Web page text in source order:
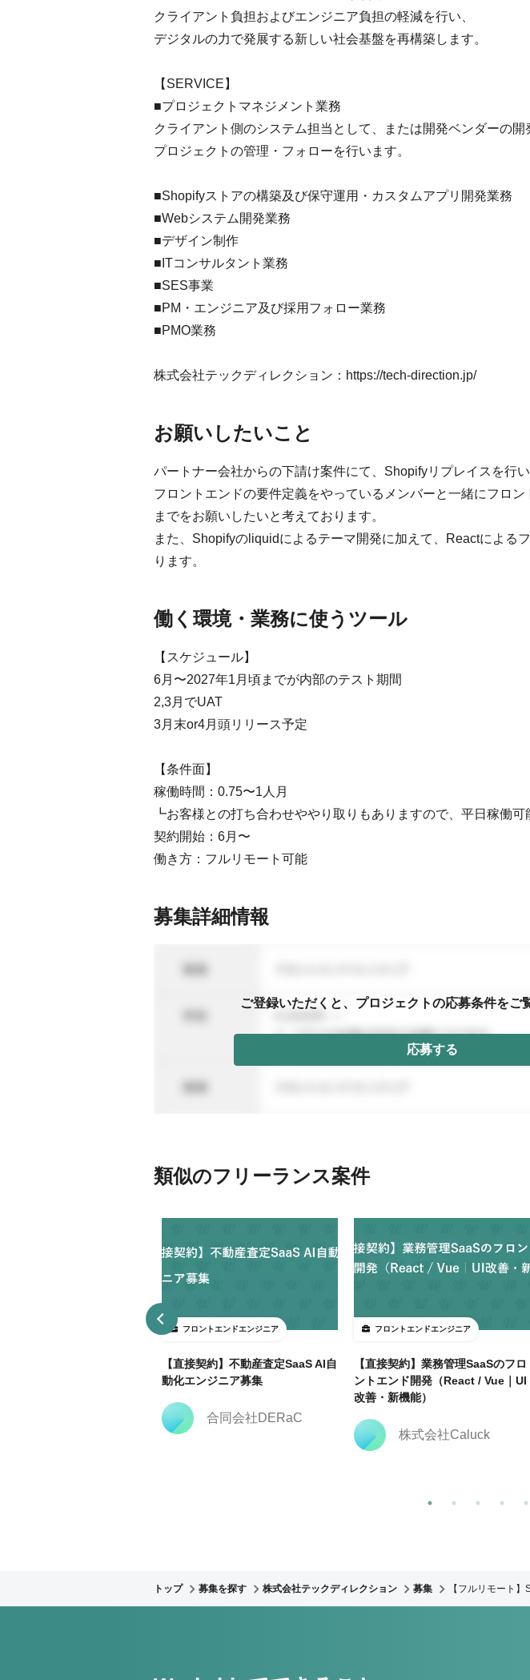
クライアント負担およびエンジニア負担の軽減を行い、
デジタルの力で発展する新しい社会基盤を再構築します。
【SERVICE】
■プロジェクトマネジメント業務
クライアント側のシステム担当として、または開発ベンダーの開
プロジェクトの管理・フォローを行います。
■Shopifyストアの構築及び保守運用・カスタムアプリ開発業務
■Webシステム開発業務
■デザイン制作
■ITコンサルタント業務
■SES事業
■PM・エンジニア及び採用フォロー業務
■PMO業務
株式会社テックディレクション： https://tech-direction.jp/
お願いしたいこと
パートナー会社からの下請け案件にて、Shopifyリプレイスを行い
フロントエンドの要件定義をやっているメンバーと一緒にフロ
までをお願いしたいと考えております。
また、Shopifyのliquidによるテーマ開発に加えて、Reactによる
ります。
働く環境・業務に使うツール
【スケジュール】
6月〜2027年1月頃までが内部のテスト期間
2,3月でUAT
3月末or4月頭リリース予定
【条件面】
稼働時間：0.75〜1人月
┗お客様との打ち合わせややり取りもありますので、平日稼働可
契約開始：6月〜
働き方：フルリモート可能
募集詳細情報
ご登録いただくと、プロジェクトの応募条件をご
応募する
類似のフリーランス案件
フロントエンドエンジニア
【直接契約】不動産査定SaaS AI自
動化エンジニア募集
合同会社DERaC
フロントエンドエンジニア
【直接契約】業務管理SaaSのフロ
ントエンド開発（React / Vue｜UI
改善・新機能）
株式会社Caluck
トップ 募集を探す 株式会社テックディレクション 募集 【フルリモート